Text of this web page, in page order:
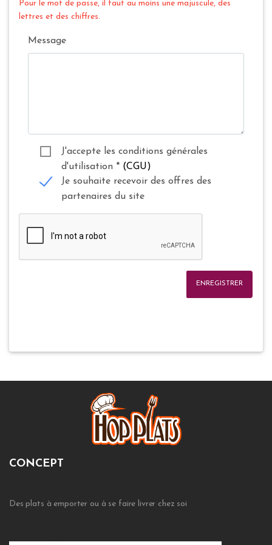
Pour le mot de passe, il faut au moins une majuscule, des
lettres et des chiffres.
Message
J'accepte les conditions générales
d'utilisation * (CGU)
Je souhaite recevoir des offres des
partenaires du site
ENREGISTRER
CONCEPT
Des plats à emporter ou à se faire livrer chez soi